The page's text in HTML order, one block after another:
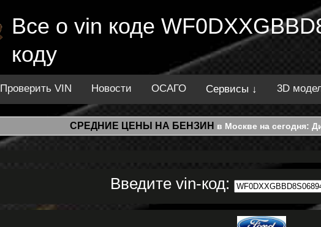
Все о vin коде
коду
Проверить VIN Новости ОСАГО Сервисы ↓ 3D
СРЕДНИЕ ЦЕНЫ НА БЕНЗИН в Москве на сегодня:
Введите vin-код: